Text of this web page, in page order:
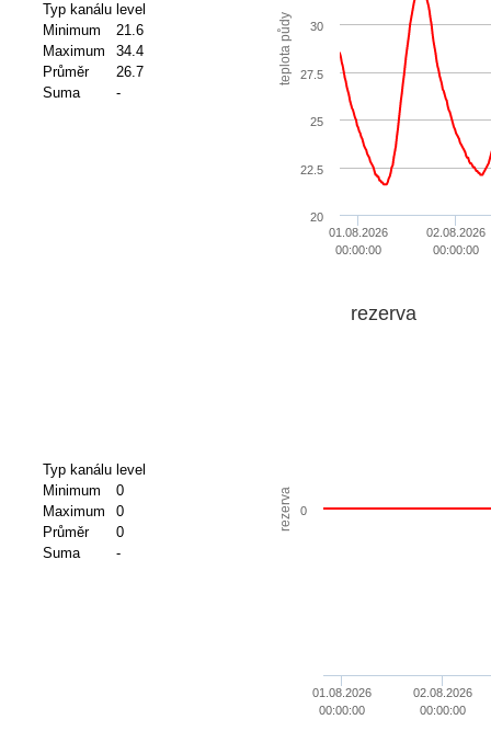
Typ kanálu level
Minimum
21.6
Maximum
34.4
Průměr
26.7
Suma
-
teplota půdy
01.08.2026
00:00:00
02.08.2026
00:00:00
20
22.5
25
27.5
30
Typ kanálu level
Minimum
0
Maximum
0
Průměr
0
Suma
-
rezerva
rezerva
01.08.2026
00:00:00
02.08.2026
00:00:00
0